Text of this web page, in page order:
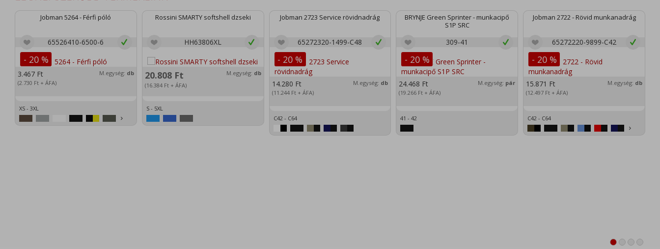
Jobman 5264 - Férfi póló
65526410-6500-6
- 20 %
3.467 Ft
(2.730 Ft + ÁFA)
M.egység: db
XS - 3XL
Rossini SMARTY softshell dzseki
HH63806XL
20.808 Ft
(16.384 Ft+ ÁFA)
M.egység: db
S - 5XL
Jobman 2723 Service rövidnadrág
65272320-1499-C48
- 20 %
14.280 Ft
(11.244 Ft+ ÁFA)
M.egység: db
C42 - C64
BRYNJE Green Sprinter - munkacipő
S1P SRC
309-41
- 20 %
24.468 Ft
(19.266 Ft + ÁFA)
M.egység: pár
41 - 42
Jobman 2722 - Rövid munkanadrág
65272220-9899-C42
- 20 %
15.871 Ft
(12.497 Ft + ÁFA)
M.egység: db
C42 - C64